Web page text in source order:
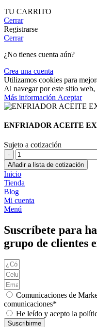
TU CARRITO
Cerrar
Registrarse
Cerrar
¿No tienes cuenta aún?
Crea una cuenta
Utilizamos cookies para
Al navegar por este sitio web,
Más información Más
información
Aceptar
ENFRIADOR ACEITE
Sujeto a cotización
ENFRIADOR
ACEITE
EXC.
HITACHI
ZX200-
3
cantidad
Añadir a lista de cotización
Inicio
Tienda
Blog
Mi cuenta
Menú
Suscríbete para
grupo de clientes
Comunicaciones de
comunicaciones*
He leído y acepto la
Suscribirme